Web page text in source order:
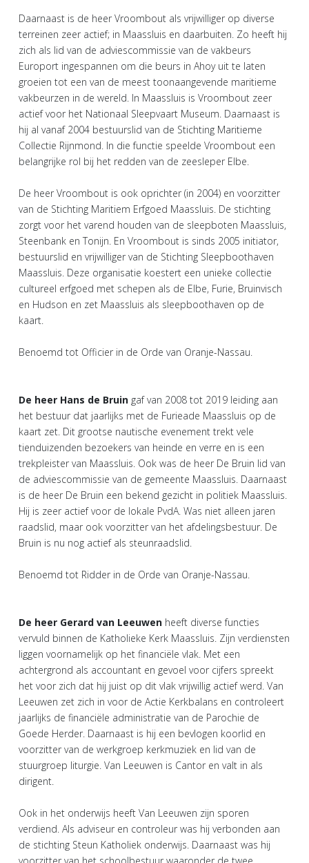
Daarnaast is de heer Vroombout als vrijwilliger op diverse
terreinen zeer actief; in Maassluis en daarbuiten. Zo heeft hij
zich als lid van de adviescommissie van de vakbeurs
Europort ingespannen om die beurs in Ahoy uit te laten
groeien tot een van de meest toonaangevende maritieme
vakbeurzen in de wereld. In Maassluis is Vroombout zeer
actief voor het Nationaal Sleepvaart Museum. Daarnaast is
hij al vanaf 2004 bestuurslid van de Stichting Maritieme
Collectie Rijnmond. In die functie speelde Vroombout een
belangrijke rol bij het redden van de zeesleper Elbe.
De heer Vroombout is ook oprichter (in 2004) en voorzitter
van de Stichting Maritiem Erfgoed Maassluis. De stichting
zorgt voor het varend houden van de sleepboten Maassluis,
Steenbank en Tonijn. En Vroombout is sinds 2005 initiator,
bestuurslid en vrijwilliger van de Stichting Sleepboothaven
Maassluis. Deze organisatie koestert een unieke collectie
cultureel erfgoed met schepen als de Elbe, Furie, Bruinvisch
en Hudson en zet Maassluis als sleepboothaven op de
kaart.
Benoemd tot Officier in de Orde van Oranje-Nassau.
De heer Hans de Bruin gaf van 2008 tot 2019 leiding aan
het bestuur dat jaarlijks met de Furieade Maassluis op de
kaart zet. Dit grootse nautische evenement trekt vele
tienduizenden bezoekers van heinde en verre en is een
trekpleister van Maassluis. Ook was de heer De Bruin lid van
de adviescommissie van de gemeente Maassluis. Daarnaast
is de heer De Bruin een bekend gezicht in politiek Maassluis.
Hij is zeer actief voor de lokale PvdA. Was niet alleen jaren
raadslid, maar ook voorzitter van het afdelingsbestuur. De
Bruin is nu nog actief als steunraadslid.
Benoemd tot Ridder in de Orde van Oranje-Nassau.
De heer Gerard van Leeuwen heeft diverse functies
vervuld binnen de Katholieke Kerk Maassluis. Zijn verdiensten
liggen voornamelijk op het financiële vlak. Met een
achtergrond als accountant en gevoel voor cijfers spreekt
het voor zich dat hij juist op dit vlak vrijwillig actief werd. Van
Leeuwen zet zich in voor de Actie Kerkbalans en controleert
jaarlijks de financiële administratie van de Parochie de
Goede Herder. Daarnaast is hij een bevlogen koorlid en
voorzitter van de werkgroep kerkmuziek en lid van de
stuurgroep liturgie. Van Leeuwen is Cantor en valt in als
dirigent.
Ook in het onderwijs heeft Van Leeuwen zijn sporen
verdiend. Als adviseur en controleur was hij verbonden aan
de stichting Steun Katholiek onderwijs. Daarnaast was hij